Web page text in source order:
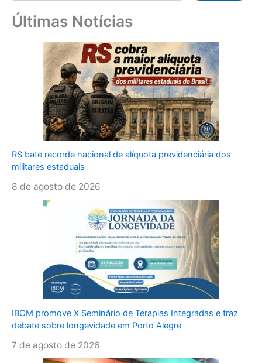
Últimas Notícias
RS bate recorde nacional de alíquota previdenciária dos
militares estaduais
8 de agosto de 2026
IBCM promove X Seminário de Terapias Integradas e traz
debate sobre longevidade em Porto Alegre
7 de agosto de 2026